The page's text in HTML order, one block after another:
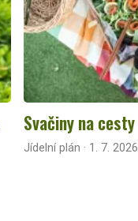
Svačiny na cesty
Jídelní plán · 1. 7. 2026